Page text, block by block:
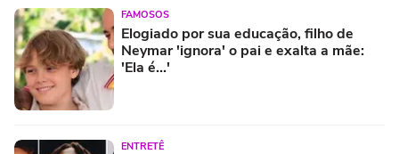
FAMOSOS
Elogiado por sua educação, filho de
Neymar 'ignora' o pai e exalta a mãe:
'Ela é...'
ENTRETÊ